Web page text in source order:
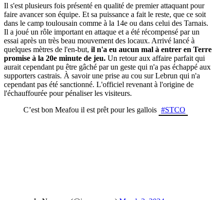
Il s'est plusieurs fois présenté en qualité de premier attaquant pour
faire avancer son équipe. Et sa puissance a fait le reste, que ce soit
dans le camp toulousain comme à la 14e ou dans celui des Tarnais.
Il a joué un rôle important en attaque et a été récompensé par un
essai après un très beau mouvement des locaux. Arrivé lancé à
quelques mètres de l'en-but, il n'a eu aucun mal à entrer en Terre
promise à la 20e minute de jeu. Un retour aux affaire parfait qui
aurait cependant pu être gâché par un geste qui n'a pas échappé aux
supporters castrais. À savoir une prise au cou sur Lebrun qui n'a
cependant pas été sanctionné. L'officiel revenant à l'origine de
l'échauffourée pour pénaliser les visiteurs.
C’est bon Meafou il est prêt pour les gallois #STCO